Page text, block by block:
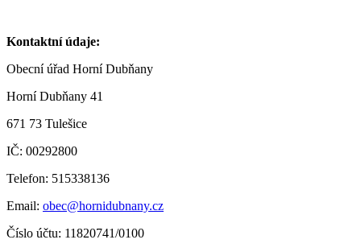
Kontaktní údaje:
Obecní úřad Horní Dubňany
Horní Dubňany 41
671 73 Tulešice
IČ: 00292800
Telefon: 515338136
Email: obec@hornidubnany.cz
Číslo účtu: 11820741/0100